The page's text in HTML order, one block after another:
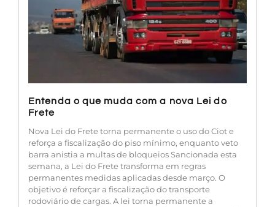
Entenda o que muda com a nova Lei do
Frete
Nova Lei do Frete torna permanente o uso do Ciot e
reforça a fiscalização do piso mínimo, enquanto veto
barra anistia a multas de bloqueios Sancionada esta
semana, a Lei do Frete transforma em regras
permanentes medidas aplicadas desde março. O
objetivo é reforçar a fiscalização do transporte
rodoviário de cargas. A lei torna permanente a